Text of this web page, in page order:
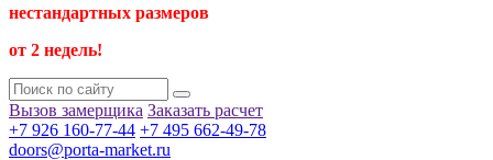
нестандартных размеров
от 2 недель!
Вызов замерщика Заказать расчет
+7 926 160-77-44 +7 495 662-49-78
doors@porta-market.ru